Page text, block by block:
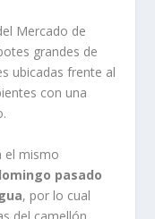
Mercado de
grandes de
ubicadas frente al
con una
el mismo
pasado
, por lo cual
del camellón